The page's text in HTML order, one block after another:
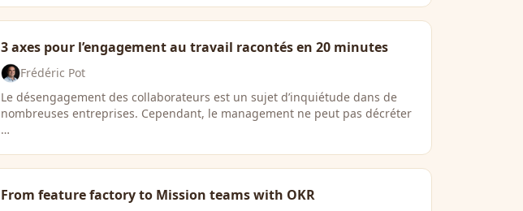
3 axes pour l’engagement au travail racontés en 20 minutes
Frédéric Pot
Le désengagement des collaborateurs est un sujet d’inquiétude dans de
nombreuses entreprises. Cependant, le management ne peut pas décréter
…
From feature factory to Mission teams with OKR